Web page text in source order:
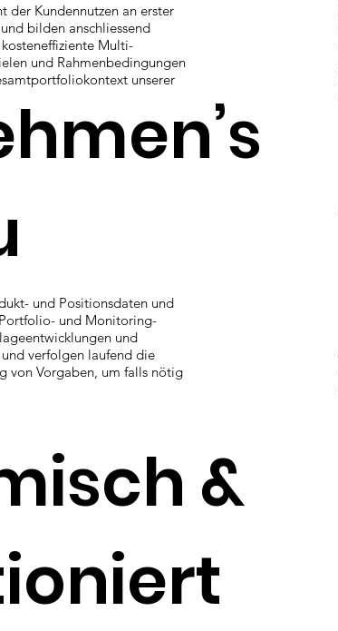
der Kundennutzen an erster
bilden anschliessend
Multi-
und Rahmenbedingungen
unserer
und Positionsdaten und
und Monitoring-
und
verfolgen laufend die
von Vorgaben, um falls nötig
&